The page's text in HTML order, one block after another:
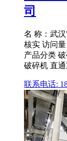
司
名 称：武
核实 访问
产品分类
破碎机 直
联系电话: